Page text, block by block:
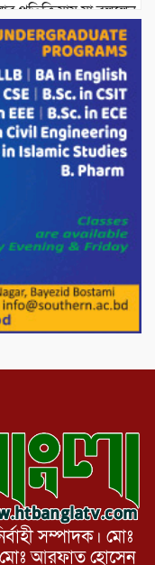
প্রতিক্রিয়ায় যা বললেন
মাছে উদ্বেগজনক
উপস্থিতি শনাক্ত ।
বিরুদ্ধে একটি
: রিজভী
১০ হাজার টাকা সোনার
উদ্দিন আহমদের
পোর্টাল ও আইপি
সম্পাদক। মোঃ
আরফাত হোসেন